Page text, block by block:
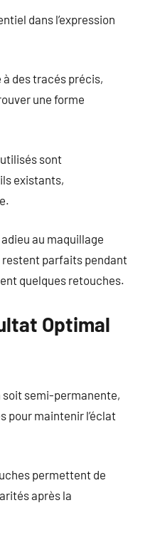
dans l’expression
des tracés précis,
une forme
sont
existants,
au maquillage
restent parfaits pendant
quelques retouches.
Optimal
semi-permanente,
pour maintenir l’éclat
permettent de
après la